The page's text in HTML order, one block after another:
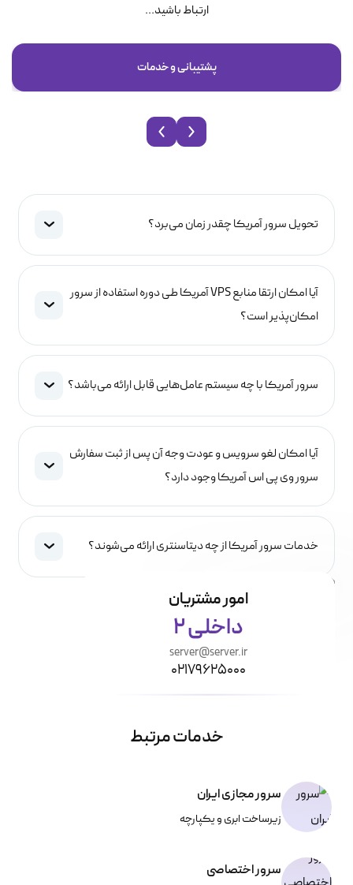
ارتباط باشید...
پشتیبانی و خدمات
امور مشتریان
داخلی 2
server@server.ir
۰۲۱۷۹۶۲۵۰۰۰
تحویل سرور آمریکا چقدر زمان می‌برد؟
آیا امکان ارتقا منابع VPS آمریکا طی دوره استفاده از سرور
امکان‌پذیر است؟
سرور آمریکا با چه سیستم عامل‌هایی قابل ارائه می‌باشد؟
آیا امکان لغو سرویس و عودت وجه آن پس از ثبت سفارش
سرور وی پی اس آمریکا وجود دارد؟
خدمات سرور آمریکا از چه دیتاسنتری ارائه می‌شوند؟
خدمات مرتبط
سرور مجازی ایران
زیرساخت ابری و یکپارچه
سرور اختصاصی